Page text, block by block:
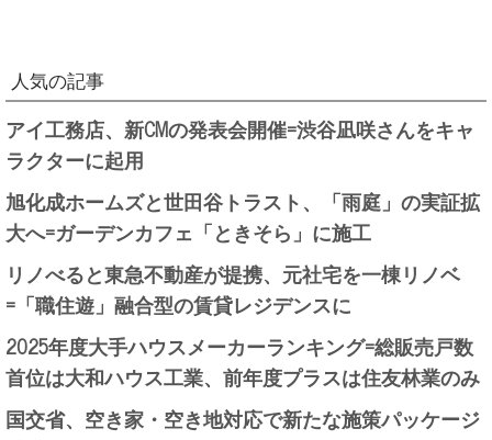
人気の記事
アイ工務店、新CMの発表会開催=渋谷凪咲さんをキャ
ラクターに起用
旭化成ホームズと世田谷トラスト、「雨庭」の実証拡
大へ=ガーデンカフェ「ときそら」に施工
リノべると東急不動産が提携、元社宅を一棟リノベ
=「職住遊」融合型の賃貸レジデンスに
2025年度大手ハウスメーカーランキング=総販売戸数
首位は大和ハウス工業、前年度プラスは住友林業のみ
国交省、空き家・空き地対応で新たな施策パッケージ